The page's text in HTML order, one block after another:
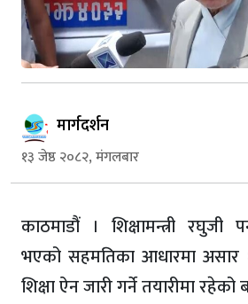
मार्गदर्शन
१३ जेष्ठ २०८२, मंगलबार
काठमाडौं । शिक्षामन्त्री
भएको सहमतिका आधारमा असार
शिक्षा ऐन जारी गर्ने तयारीमा